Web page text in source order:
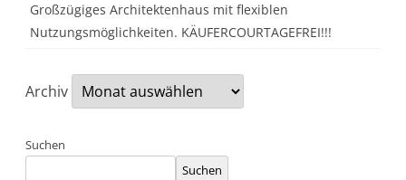
r
o
e
n
k
ö
n
Großzügiges Architektenhaus mit flexiblen
Nutzungsmöglichkeiten. KÄUFERCOURTAGEFREI!!!
Archiv
Suchen
Suchen